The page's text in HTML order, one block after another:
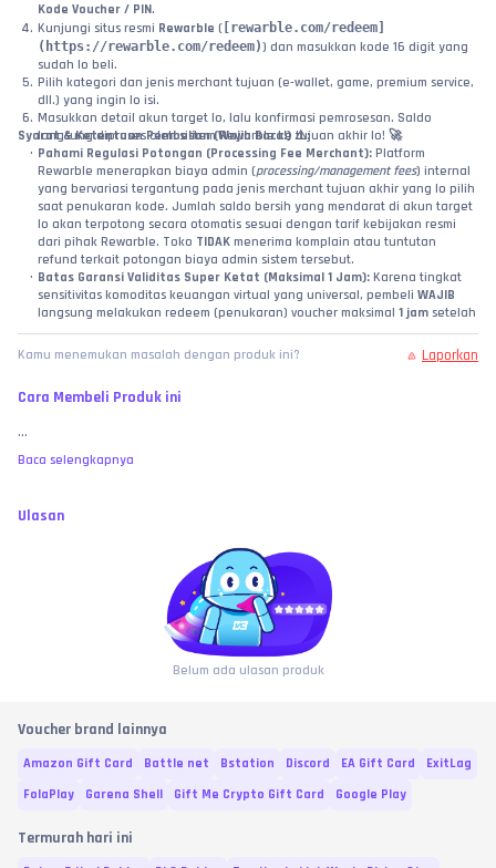
Kode Voucher / PIN.
Kunjungi situs resmi Rewarble ([rewarble.com/redeem]
(https://rewarble.com/redeem)) dan masukkan kode 16 digit yang
sudah lo beli.
Pilih kategori dan jenis merchant tujuan (e-wallet, game, premium service,
dll.) yang ingin lo isi.
Masukkan detail akun target lo, lalu konfirmasi pemrosesan. Saldo
langsung diproses oleh sistem Rewarble ke tujuan akhir lo! 🚀
Syarat & Ketentuan Pembelian (Wajib Baca!) ⚠️:
Pahami Regulasi Potongan (Processing Fee Merchant): Platform
Rewarble menerapkan biaya admin (processing/management fees) internal
yang bervariasi tergantung pada jenis merchant tujuan akhir yang lo pilih
saat penukaran kode. Jumlah saldo bersih yang mendarat di akun target
lo akan terpotong secara otomatis sesuai dengan tarif kebijakan resmi
dari pihak Rewarble. Toko TIDAK menerima komplain atau tuntutan
refund terkait potongan biaya admin sistem tersebut.
Batas Garansi Validitas Super Ketat (Maksimal 1 Jam): Karena tingkat
sensitivitas komoditas keuangan virtual yang universal, pembeli WAJIB
langsung melakukan redeem (penukaran) voucher maksimal 1 jam setelah
kode dikirim. Toko tidak bertanggung jawab atas kendala kode eror jika
voucher didiamkan melebihi batas waktu tersebut!
Tanggung Jawab Akun Pihak Ketiga:
Toko hanya bertanggung jawab
Segala bentuk kendala teknis setelah penukaran (seperti saldo
kebijakan internal platform masing-masing.
proses input ke portal resmi Rewarble sebagai bukti valid untuk investigasi
MEMBELI SAMA DENGAN MENYETUJUI:
Dengan melakukan transaksi dan
pembayaran di toko ini, pembeli dianggap telah membaca, memahami,
seluruh syarat, ketentuan, serta batas garansi yang
berlaku di atas. No refund / no komplain atas masalah internal merchant
pihak ketiga atau tanpa bukti video yang sah, bre! 🧐
Kamu menemukan masalah dengan produk ini? Laporkan
Cara Membeli Produk ini
...
Baca selengkapnya
Ulasan
Belum ada ulasan produk
Voucher brand lainnya
Amazon Gift Card Battle net Bstation Discord EA Gift Card
ExitLag
FolaPlay
Garena Shell Gift Me Crypto Gift Card Google Play
Termurah hari ini